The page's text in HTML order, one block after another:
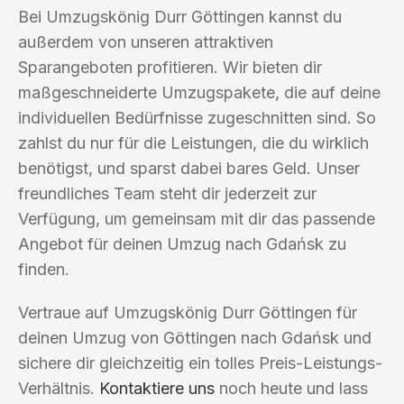
Bei Umzugskönig Durr Göttingen kannst du
außerdem von unseren attraktiven
Sparangeboten profitieren. Wir bieten dir
maßgeschneiderte Umzugspakete, die auf deine
individuellen Bedürfnisse zugeschnitten sind. So
zahlst du nur für die Leistungen, die du wirklich
benötigst, und sparst dabei bares Geld. Unser
freundliches Team steht dir jederzeit zur
Verfügung, um gemeinsam mit dir das passende
Angebot für deinen Umzug nach Gdańsk zu
finden.
Vertraue auf Umzugskönig Durr Göttingen für
deinen Umzug von Göttingen nach Gdańsk und
sichere dir gleichzeitig ein tolles Preis-Leistungs-
Verhältnis. Kontaktiere uns noch heute und lass